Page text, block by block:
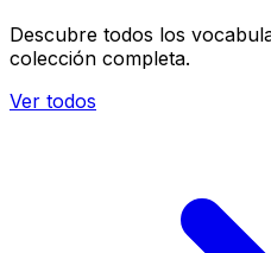
Descubre todos los
colección completa.
Ver todos